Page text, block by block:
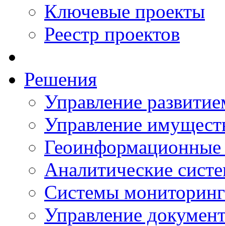
Ключевые проекты
Реестр проектов
Решения
Управление
Управление
Аналитические
Системы
Управление